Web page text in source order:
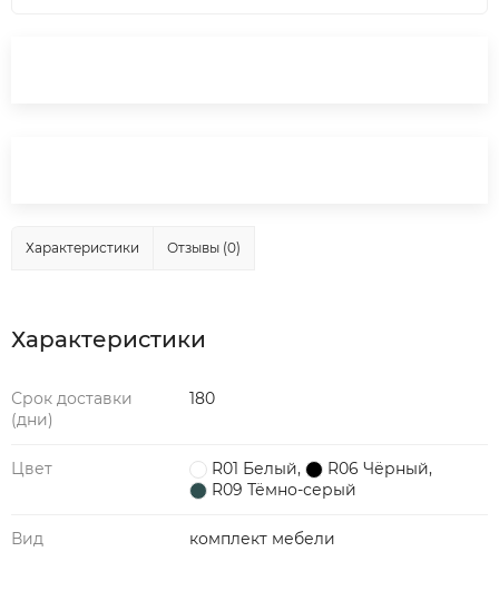
Характеристики Отзывы (0)
Характеристики
Срок доставки
(дни)
180
Цвет R01 Белый, R06 Чёрный,
R09 Тёмно-серый
Вид комплект мебели